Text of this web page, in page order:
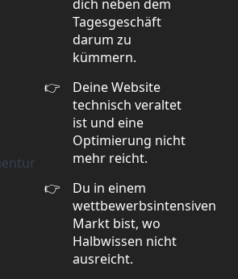
dich neben dem
Tagesgeschäft
darum zu
kümmern.
Deine Website
technisch veraltet
ist und eine
Optimierung nicht
mehr reicht.
Du in einem
wettbewerbsintensiven
Markt bist, wo
Halbwissen nicht
ausreicht.